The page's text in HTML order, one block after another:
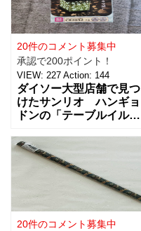
20件のコメント募集中
承認で200ポイント！
VIEW: 227 Action: 144
ダイソー大型店舗で見つ
けたサンリオ ハンギョ
ドンの「テーブルイルミ
円を買ってきました。 パ
ーティーのテーブルデコ
レーションやおやすみ前
のリラックスタイムに良
さそうな商品で、あの
「ハンギョドン」がデザ
インされたライトは、
20件のコメント募集中